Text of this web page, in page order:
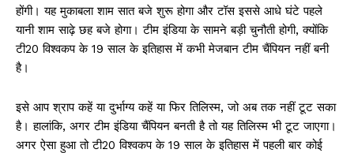
होंगी। यह मुकाबला शाम सात बजे शुरू होगा और टॉस इससे आधे घंटे पहले
यानी शाम साढ़े छह बजे होगा। टीम इंडिया के सामने बड़ी चुनौती होगी, क्योंकि
टी20 विश्वकप के 19 साल के इतिहास में कभी मेजबान टीम चैंपियन नहीं बनी
है।
इसे आप श्राप कहें या दुर्भाग्य कहें या फिर तिलिस्म, जो अब तक नहीं टूट सका
है। हालांकि, अगर टीम इंडिया चैंपियन बनती है तो यह तिलिस्म भी टूट जाएगा।
अगर ऐसा हुआ तो टी20 विश्वकप के 19 साल के इतिहास में पहली बार कोई